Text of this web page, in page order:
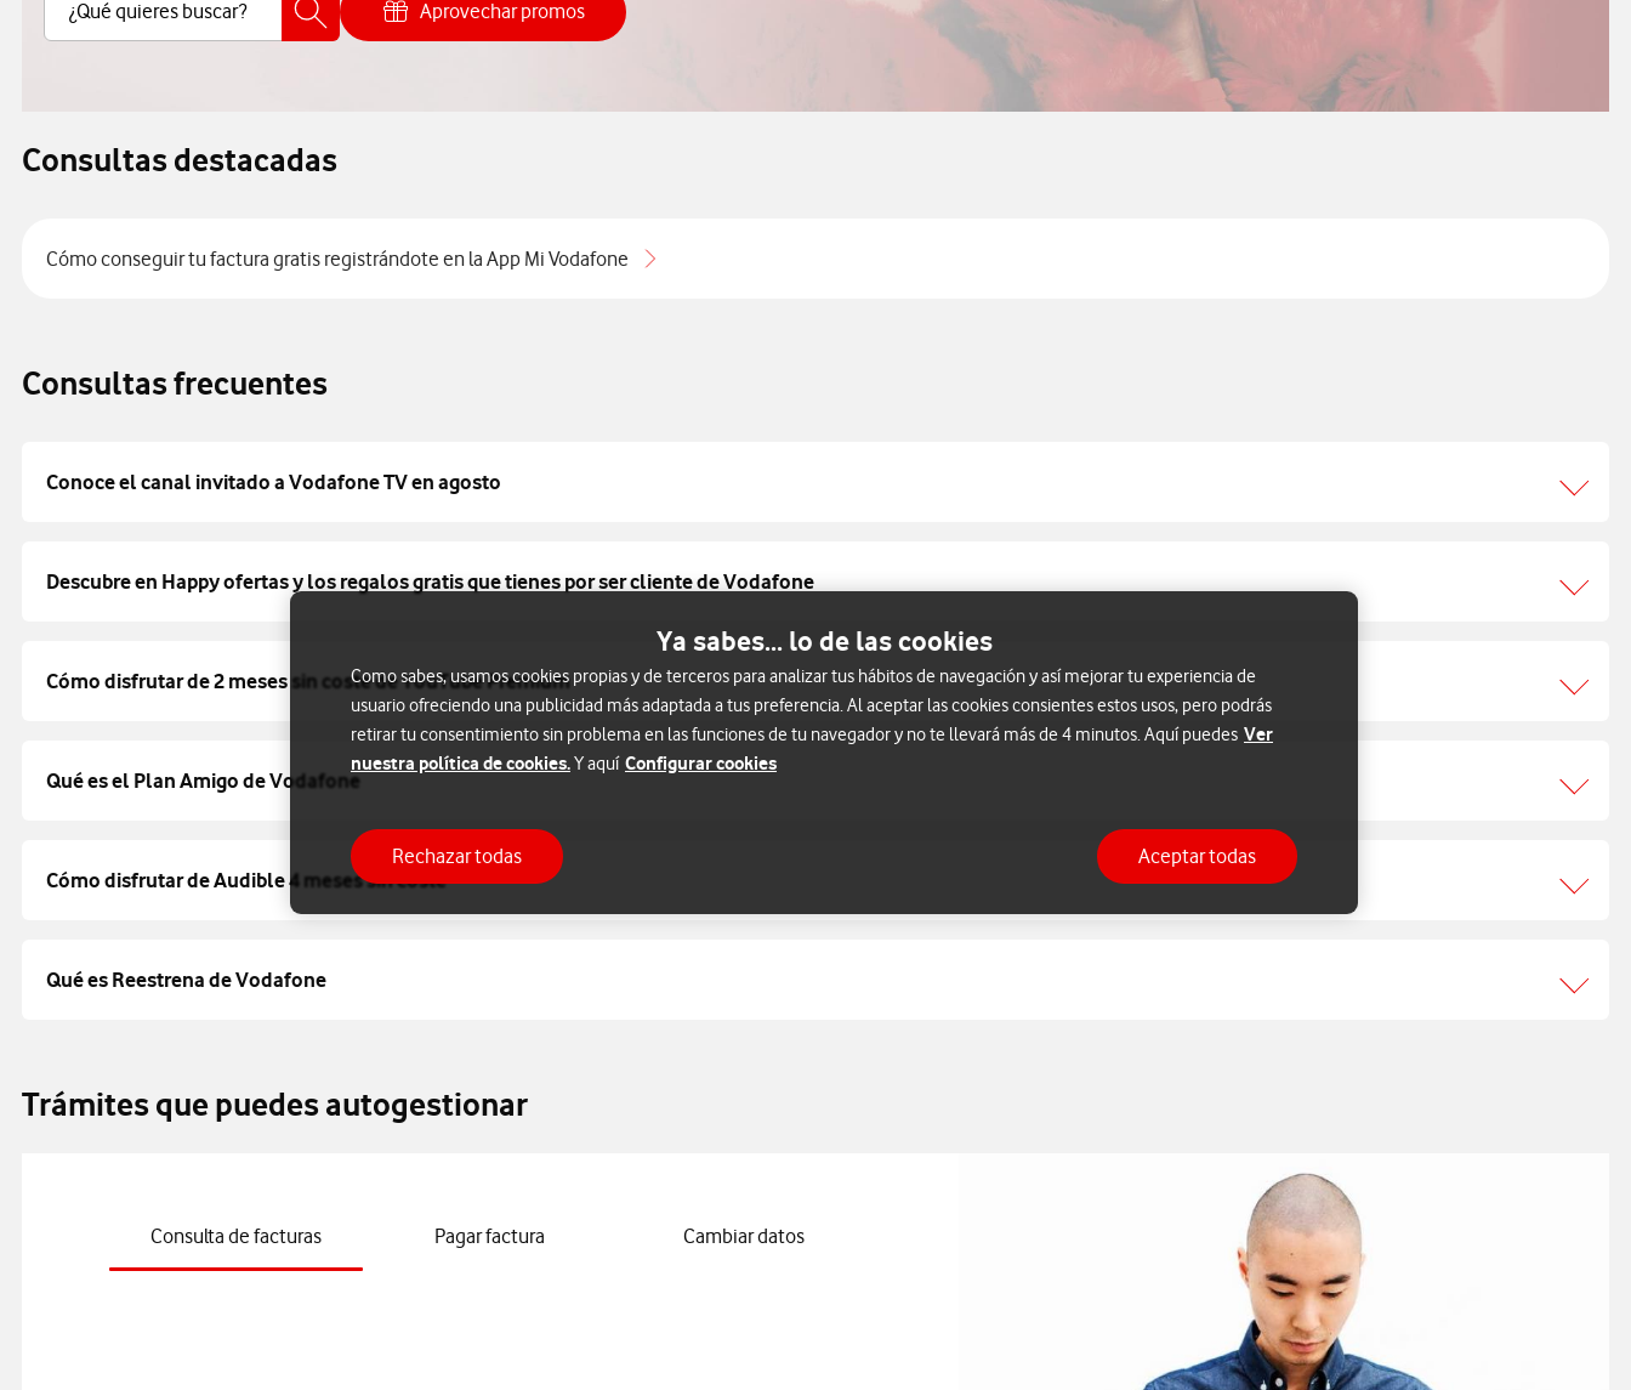
¿Qué quieres buscar?
Buscar Contenido
Aprovechar promos
Cómo aprovecharte de las promociones
Consultas destacadas
Cómo conseguir tu factura gratis registrándote en la App Mi Vodafone
Consultas frecuentes
Conoce el canal invitado a Vodafone TV en agosto
Descubre en Happy ofertas y los regalos gratis que tienes por ser cliente de Vodafone
Cómo disfrutar de 2 meses sin coste de YouTube Premium
Qué es el Plan Amigo de Vodafone
Cómo disfrutar de Audible 4 meses sin coste
Qué es Reestrena de Vodafone
Trámites que puedes autogestionar
Consulta de facturas Pagar factura Cambiar datos
Ya sabes... lo de las cookies
Como sabes, usamos cookies propias y de terceros para analizar tus hábitos de navegación y así mejorar tu experiencia de
usuario ofreciendo una publicidad más adaptada a tus preferencia. Al aceptar las cookies consientes estos usos, pero podrás
retirar tu consentimiento sin problema en las funciones de tu navegador y no te llevará más de 4 minutos. Aquí puedes Ver
nuestra política de cookies.Y aquí Configurar cookies
Rechazar todas Aceptar todas